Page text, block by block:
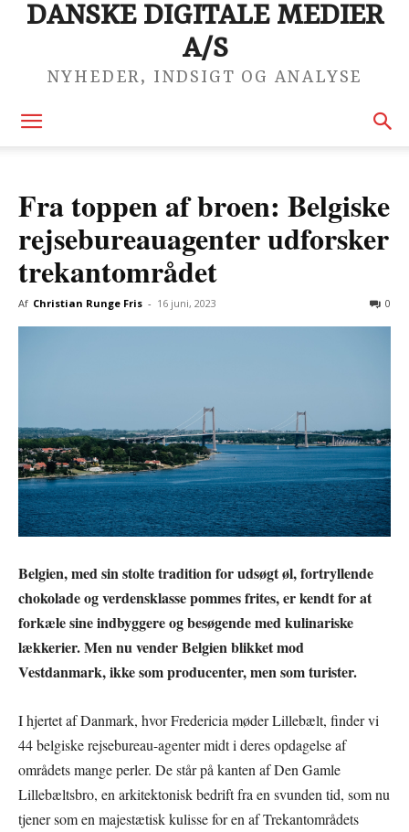
DANSKE DIGITALE MEDIER
A/S
NYHEDER, INDSIGT OG ANALYSE
Fra toppen af broen: Belgiske
rejsebureauagenter udforsker
trekantområdet
Af Christian Runge Fris - 16 juni, 2023 0
Belgien, med sin stolte tradition for udsøgt øl, fortryllende
chokolade og verdensklasse pommes frites, er kendt for at
forkæle sine indbyggere og besøgende med kulinariske
lækkerier. Men nu vender Belgien blikket mod
Vestdanmark, ikke som producenter, men som turister.
I hjertet af Danmark, hvor Fredericia møder Lillebælt, finder vi
44 belgiske rejsebureau-agenter midt i deres opdagelse af
områdets mange perler. De står på kanten af Den Gamle
Lillebæltsbro, en arkitektonisk bedrift fra en svunden tid, som nu
tjener som en majestætisk kulisse for en af Trekantområdets